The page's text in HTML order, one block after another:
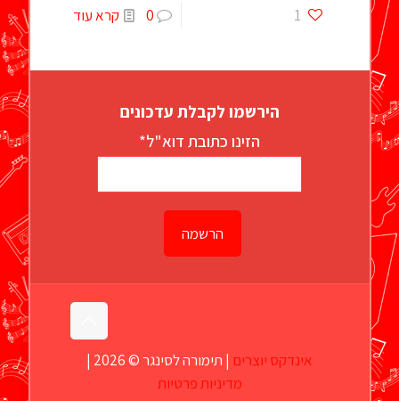
1
0 קרא עוד
הירשמו לקבלת עדכונים
הזינו כתובת דוא"ל*
אינדקס יוצרים | תימורה לסינגר © 2026 |
מדיניות פרטיות